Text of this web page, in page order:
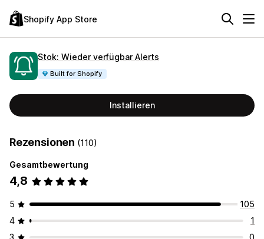
Shopify App Store
Stok: Wieder verfügbar Alerts
Built for Shopify
Installieren
Rezensionen (110)
Gesamtbewertung
4,8
5
105
4
1
3
0